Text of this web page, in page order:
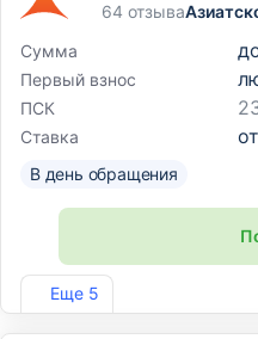
Еще 5
64 отзыва
Сумма
Первый взнос
ПСК
Ставка от
В день обращения
Лиц. №1810